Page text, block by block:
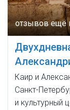
Каир и
Санкт-
и культурный